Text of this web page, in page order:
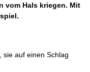
vom Hals kriegen. Mit
sie auf einen Schlag